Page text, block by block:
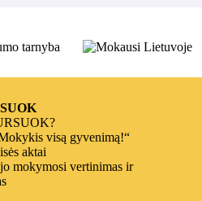
visą gyvenimą!“
aktai
mokymosi vertinimas ir